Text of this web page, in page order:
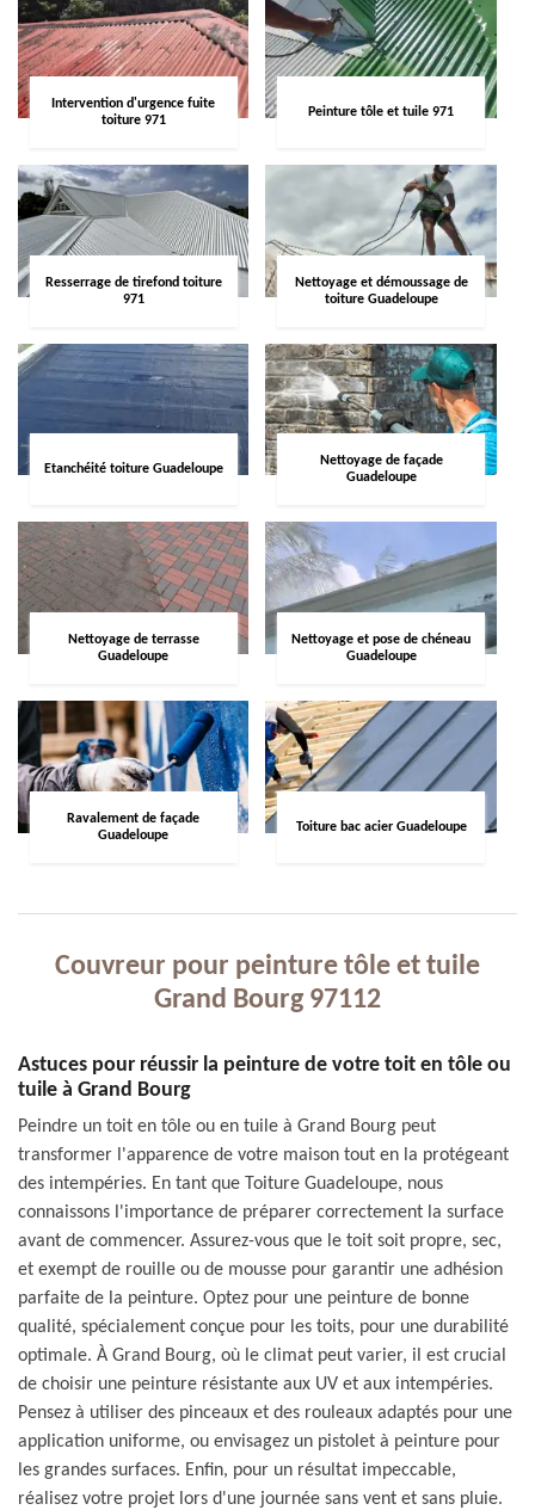
Intervention d'urgence fuite
toiture 971
Peinture tôle et tuile 971
Resserrage de tirefond toiture
971
Nettoyage et démoussage de
toiture Guadeloupe
Etanchéité toiture Guadeloupe
Nettoyage de façade
Guadeloupe
Nettoyage de terrasse
Guadeloupe
Nettoyage et pose de chéneau
Guadeloupe
Ravalement de façade
Guadeloupe
Toiture bac acier Guadeloupe
Couvreur pour peinture tôle et tuile
Grand Bourg 97112
Astuces pour réussir la peinture de votre toit en tôle ou
tuile à Grand Bourg
Peindre un toit en tôle ou en tuile à Grand Bourg peut
transformer l'apparence de votre maison tout en la protégeant
des intempéries. En tant que Toiture Guadeloupe, nous
connaissons l'importance de préparer correctement la surface
avant de commencer. Assurez-vous que le toit soit propre, sec,
et exempt de rouille ou de mousse pour garantir une adhésion
parfaite de la peinture. Optez pour une peinture de bonne
qualité, spécialement conçue pour les toits, pour une durabilité
optimale. À Grand Bourg, où le climat peut varier, il est crucial
de choisir une peinture résistante aux UV et aux intempéries.
Pensez à utiliser des pinceaux et des rouleaux adaptés pour une
application uniforme, ou envisagez un pistolet à peinture pour
les grandes surfaces. Enfin, pour un résultat impeccable,
réalisez votre projet lors d'une journée sans vent et sans pluie.